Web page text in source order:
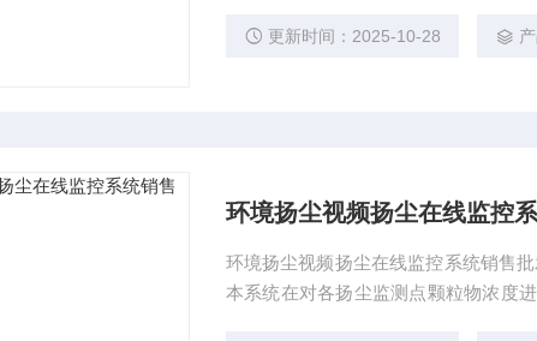
同成本高，治理效果反复。 天津扬尘
更新时间：2025-10-28
环境扬尘视频扬尘在线监控
环境扬尘视频扬尘在线监控系统销售
本系统在对各扬尘监测点颗粒物浓度